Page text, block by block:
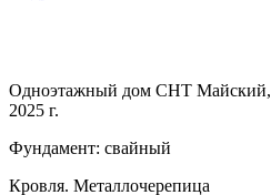
Одноэтажный дом СНТ Майский,
2025 г.
Фундамент: свайный
Кровля. Металлочерепица